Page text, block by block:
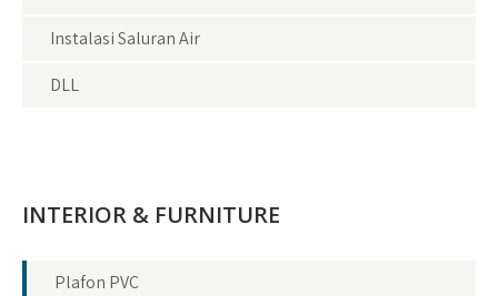
Instalasi Saluran Air
DLL
INTERIOR & FURNITURE
Plafon PVC